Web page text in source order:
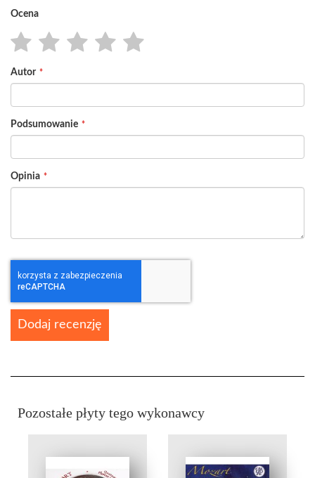
Ocena
star
stars
stars
stars
stars
Autor
Podsumowanie
Opinia
Dodaj recenzję
Pozostałe płyty tego wykonawcy